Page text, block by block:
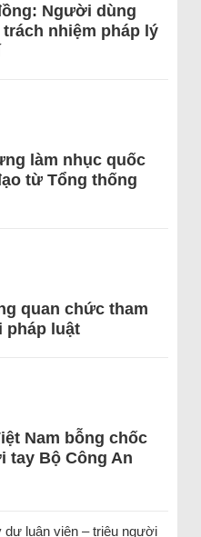
Người dùng
nhiệm pháp lý
làm nhục quốc
từ Tổng thống
quan chức tham
pháp luật
Nam bỗng chốc
tay Bộ Công An
dư luận viên – triệu người